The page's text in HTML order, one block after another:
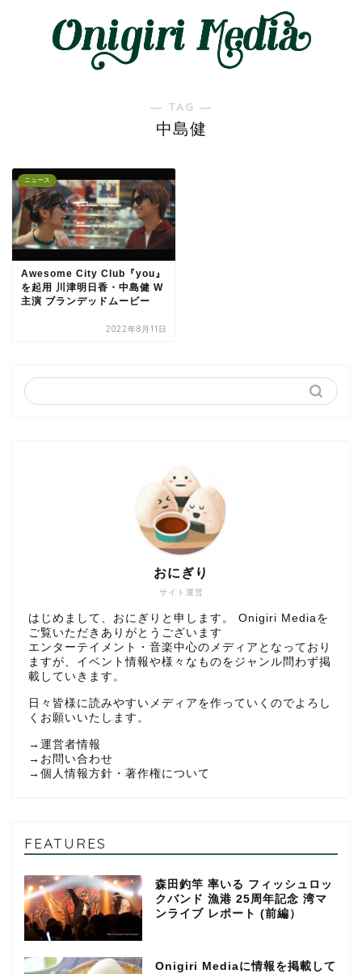
― TAG ―
中島健
ニュース
Awesome City Club『you』
を起用 川津明日香・中島健 W
主演 ブランデッドムービー
2022年8月11日
サイト運営
おにぎり
はじめまして、おにぎりと申します。 Onigiri Mediaを
ご覧いただきありがとうございます
エンターテイメント・音楽中心のメディアとなっており
ますが、イベント情報や様々なものをジャンル問わず掲
載していきます。
日々皆様に読みやすいメディアを作っていくのでよろし
くお願いいたします。
→ 運営者情報
→ お問い合わせ
→ 個人情報方針・著作権について
FEATURES
森田釣竿 率いる フィッシュロッ
クバンド 漁港 25周年記念 湾マ
ンライブ レポート (前編）
Onigiri Mediaに情報を掲載して